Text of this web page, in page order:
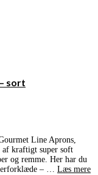
sort
Line Aprons,
kraftigt super soft
og remme. Her har du
– … Læs mere